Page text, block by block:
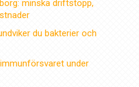
minska driftstopp,
du bakterier och
under